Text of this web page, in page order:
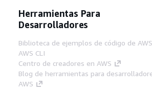
Herramientas Para
Desarrolladores
Biblioteca de ejemplos de código de AWS
AWS CLI
Centro de creadores en AWS
Blog de herramientas para
AWS